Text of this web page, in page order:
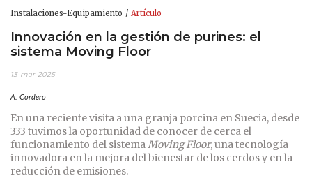
Instalaciones-Equipamiento Artículo
Innovación en la gestión de purines: el
sistema Moving Floor
13-mar-2025
A. Cordero
En una reciente visita a una granja porcina en Suecia, desde
333 tuvimos la oportunidad de conocer de cerca el
funcionamiento del sistemaMoving Floor, una tecnología
innovadora en la mejora del bienestar de los cerdos y en la
reducción de emisiones.